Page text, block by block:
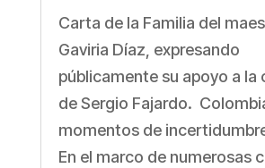
Carta de la Familia del
Gaviria Díaz, expresando
públicamente su apoyo a la
de Sergio Fajardo.
momentos de
En el marco de numerosas